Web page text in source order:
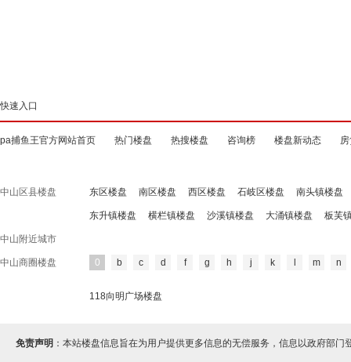
快速入口
pa捕鱼王官方网站首页 热门楼盘 热搜楼盘 咨询榜 楼盘新动态
中山区县楼盘 东区楼盘 南区楼盘 西区楼盘 石岐区楼盘 南头镇楼盘
东升镇楼盘 横栏镇楼盘 沙溪镇楼盘 大涌镇楼盘 板芙
中山附近城市
中山商圈楼盘 0 b c d f g h j k m n
118向明广场楼盘
免责声明 ：本站楼盘信息旨在为用户提供更多信息的无偿服务，信息以政府部门